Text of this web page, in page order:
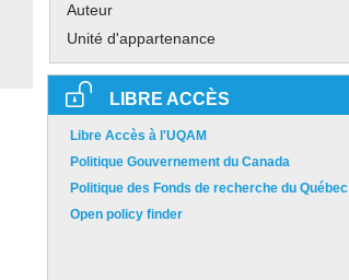
Auteur
Unité d'appartenance
LIBRE ACCÈS
Libre Accès à l'UQAM
Politique Gouvernement du Canada
Politique des Fonds de recherche du Québec
Open policy finder